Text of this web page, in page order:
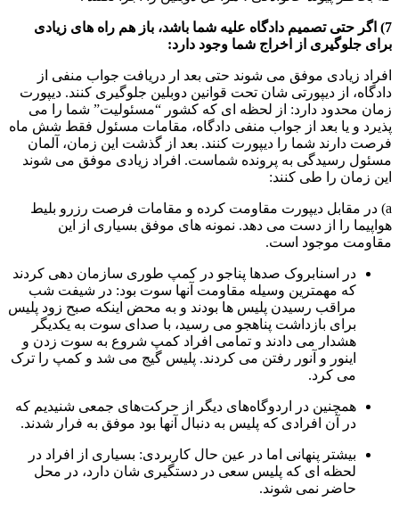
7) اگر حتی تصمیم دادگاه علیه شما باشد، باز هم راه های زیادی
برای جلوگیری از اخراج شما وجود دارد:
افراد زیادی موفق می شوند حتی بعد ار دریافت جواب منفی از
دادگاه، از دیپورتی شان تحت قوانین دوبلین جلوگیری کنند. دیپورت
زمان محدود دارد: از لحظه ای که کشور “مسئولیت” شما را می
پذیرد و یا بعد از جواب منفی دادگاه، مقامات مسئول فقط شش ماه
فرصت دارند شما را دیپورت کنند. بعد از گذشت این زمان، آلمان
مسئول رسیدگی به پرونده شماست. افراد زیادی موفق می شوند
این زمان را طی کنند:
a) در مقابل دیپورت مقاومت کرده و مقامات فرصت رزرو بلیط
هواپیما را از دست می دهد. نمونه های موفق بسیاری از این
مقاومت موجود است.
در اسنابروک صدها پناجو در کمپ طوری سازمان دهی کردند
که مهمترین وسیله مقاومت آنها سوت بود: در شیفت شب
مراقب رسیدن پلیس ها بودند و به محض اینکه صبح زود پلیس
برای بازداشت پناهجو می رسید، با صدای سوت به یکدیگر
هشدار می دادند و تمامی افراد کمپ شروع به سوت زدن و
اینور و آنور رفتن می کردند. پلیس گیج می شد و کمپ را ترک
می کرد.
همچنین در اردوگاه‌های دیگر از حرکت‌های جمعی شنیدیم که
در آن افرادی که پلیس به دنبال آنها بود موفق به فرار شدند.
بیشتر پنهانی اما در عین حال کاربردی: بسیاری از افراد در
لحظه ای که پلیس سعی در دستگیری شان دارد، در محل
حاضر نمی شوند.